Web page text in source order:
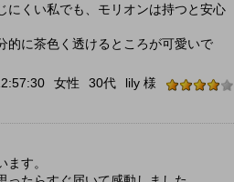
にくい私でも、モリオンは持つと安心
的に茶色く透けるところが可愛いで
lily 様
30代
女性
す。